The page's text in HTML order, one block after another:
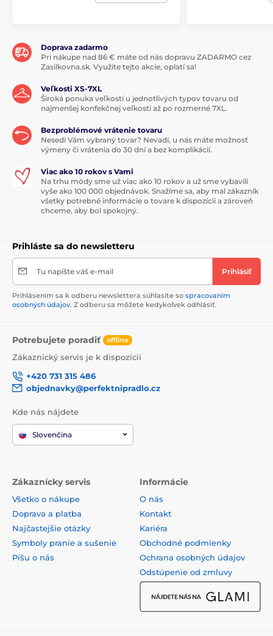
Doprava zadarmo
Pri nákupe nad 86 € máte od nás dopravu ZADARMO cez
Zasilkovna.sk. Využite tejto akcie, oplatí sa!
Veľkosti XS-7XL
Široká ponuka veľkostí u jednotlivých typov tovaru od
najmenšej konfekčnej veľkosti až po rozmerné 7XL.
Bezproblémové vrátenie tovaru
Nesedí Vám vybraný tovar? Nevadí, u nás máte možnosť
výmeny či vrátenia do 30 dní a bez komplikácií.
Viac ako 10 rokov s Vami
Na trhu módy sme už viac ako 10 rokov a už sme vybavili
vyše ako 100 000 objednávok. Snažíme sa, aby mal zákazník
všetky potrebné informácie o tovare k dispozícii a zároveň
chceme, aby bol spokojný.
Prihláste sa do newsletteru
Tu napíšte váš e-mail Prihlásiť
Prihlásením sa k odberu newslettera súhlasíte so spracovaním
osobných údajov. Z odberu sa môžete kedykoľvek odhlásiť.
Potrebujete poradiť offline
Zákaznický servis je k dispozícii
+420 731 315 486
objednavky@perfektnipradlo.cz
Kde nás nájdete
Slovenčina
Zákaznícky servis
Všetko o nákupe
Doprava a platba
Najčastejšie otázky
Symboly pranie a sušenie
Píšu o nás
Informácie
O nás
Kontakt
Kariéra
Obchodné podmienky
Ochrana osobných údajov
Odstúpenie od zmluvy